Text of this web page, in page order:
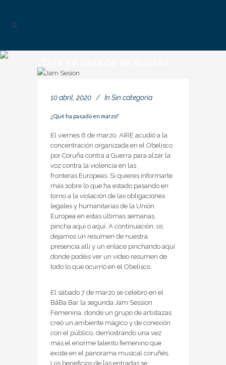
10 abril, 2020 In Sin categoría
¿Qué ha pasado en marzo?
El viernes 6 de marzo, AIRE acudió a la
concentración organizada en el Obelisco
por Coruña contra a Guerra para alzar la
voz contra la violencia en las
fronteras Europeas. Si quieres informarte
más sobre lo que ha estado pasando en
torno a la violación de las obligaciones
legales y humanitarias de la Unión
Europea en estas últimas semanas,
pincha aquí o aquí. A continuación, os
dejamos un resumen de nuestra
presencia allí y un enlace pinchando aquí
donde podéis ver un vídeo resumen de
todo lo que ocurrió en el Obelisco.
El sábado 7 de marzo se celebró en el
BâBa Bar la segunda Jam Session
Femenina, donde un grupo de artistazas
creó un ambiente mágico y de conexión
con el público, demostrando una vez
más el enorme talento femenino que
existe en el panorama musical coruñés.
Los beneficios de las entradas se